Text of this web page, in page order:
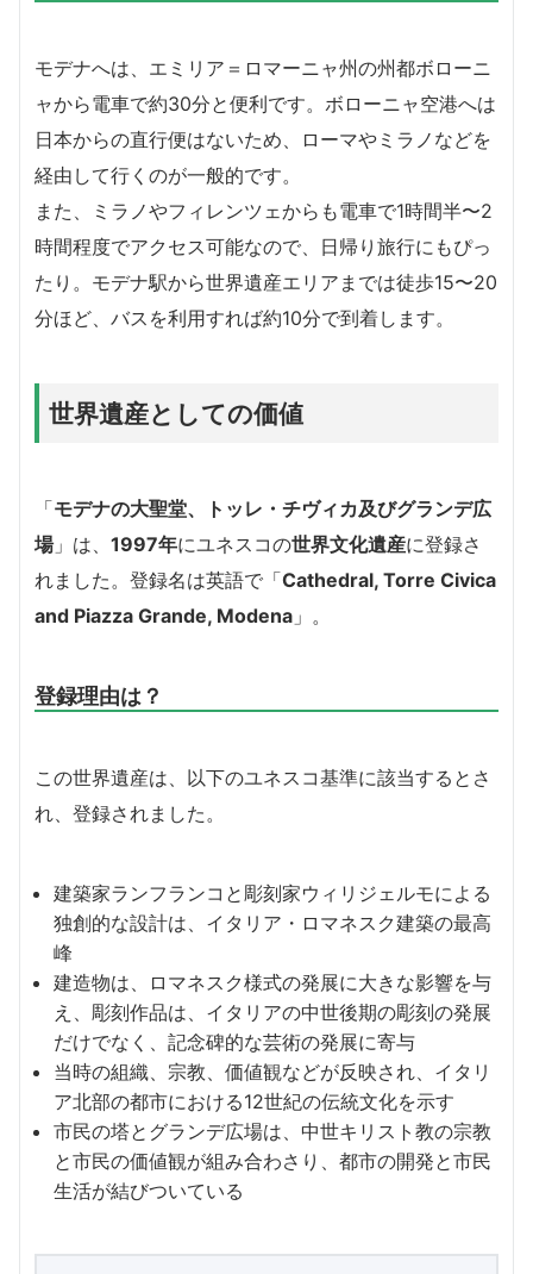
モデナへは、エミリア＝ロマーニャ州の州都ボローニ
ャから電車で約30分と便利です。ボローニャ空港へは
日本からの直行便はないため、ローマやミラノなどを
経由して行くのが一般的です。
また、ミラノやフィレンツェからも電車で1時間半〜2
時間程度でアクセス可能なので、日帰り旅行にもぴっ
たり。モデナ駅から世界遺産エリアまでは徒歩15〜20
分ほど、バスを利用すれば約10分で到着します。
世界遺産としての価値
「モデナの大聖堂、トッレ・チヴィカ及びグランデ広
場」は、 1997年にユネスコの世界文化遺産に登録さ
れました。登録名は英語で「Cathedral, Torre Civica
and Piazza Grande, Modena 」。
登録理由は？
この世界遺産は、以下のユネスコ基準に該当するとさ
れ、登録されました。
建築家ランフランコと彫刻家ウィリジェルモによる
独創的な設計は、イタリア・ロマネスク建築の最高
峰
建造物は、ロマネスク様式の発展に大きな影響を与
え、彫刻作品は、イタリアの中世後期の彫刻の発展
だけでなく、記念碑的な芸術の発展に寄与
当時の組織、宗教、価値観などが反映され、イタリ
ア北部の都市における12世紀の伝統文化を示す
市民の塔とグランデ広場は、中世キリスト教の宗教
と市民の価値観が組み合わさり、都市の開発と市民
生活が結びついている